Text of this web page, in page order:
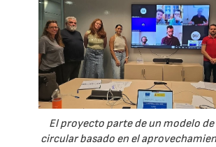
El proyecto parte de un modelo
circular basado en el